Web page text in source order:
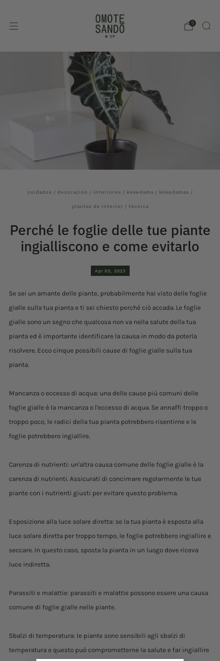
0
cuidados / decoración / interiores / kokedama / kokedamas /
plantas de interior / técnica
Perché le foglie delle tue piante
ingialliscono e come evitarlo
Apr 03, 2023
Se sei un amante delle piante, probabilmente hai visto delle foglie
gialle sulla tua pianta e ti sei chiesto perché ciò accada. Le foglie
gialle sono un segno che qualcosa non va nella salute della tua
pianta ed è importante identificare la causa in modo da poterla
risolvere. Ecco cinque possibili cause di foglie gialle sulla tua
pianta.
Mancanza o eccesso di acqua: una delle cause più comuni delle
foglie gialle è la mancanza o l'eccesso di acqua. Se annaffi troppo o
troppo poco, le radici della tua pianta potrebbero risentirne e le
foglie potrebbero ingiallire.
Carenza di nutrienti: un'altra causa comune delle foglie gialle è la
carenza di nutrienti. Assicurati di concimare regolarmente le tue
piante con i nutrienti giusti per evitare questo problema.
Esposizione alla luce solare diretta: se la tua pianta è esposta alla
luce solare diretta per troppo tempo, le foglie potrebbero ingiallire e
seccare. In questo caso, sposta la pianta in un luogo dove riceva
luce indiretta.
Parassiti e malattie: parassiti e malattie possono essere una causa
comune di foglie gialle nelle piante.
Sbalzi di temperatura: le piante sono sensibili agli sbalzi di
temperatura e questo può comprometterne la salute e far ingiallire